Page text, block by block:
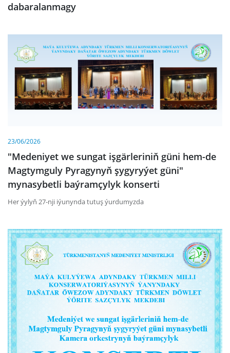
dabaralanmagy
23/06/2026
"Medeniyet we sungat işgärleriniň güni hem-de
Magtymguly Pyragynyň şygyryýet güni"
mynasybetli baýramçylyk konserti
Her ýylyň 27-nji iýunynda tutuş ýurdumyzda